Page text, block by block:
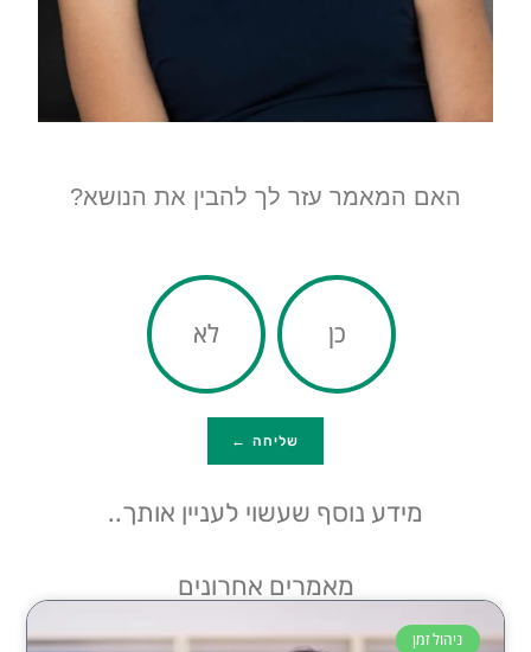
האם המאמר עזר לך להבין את הנושא?
כן לא
שליחה ←
מידע נוסף שעשוי לעניין אותך..
מאמרים אחרונים
ניהול זמן